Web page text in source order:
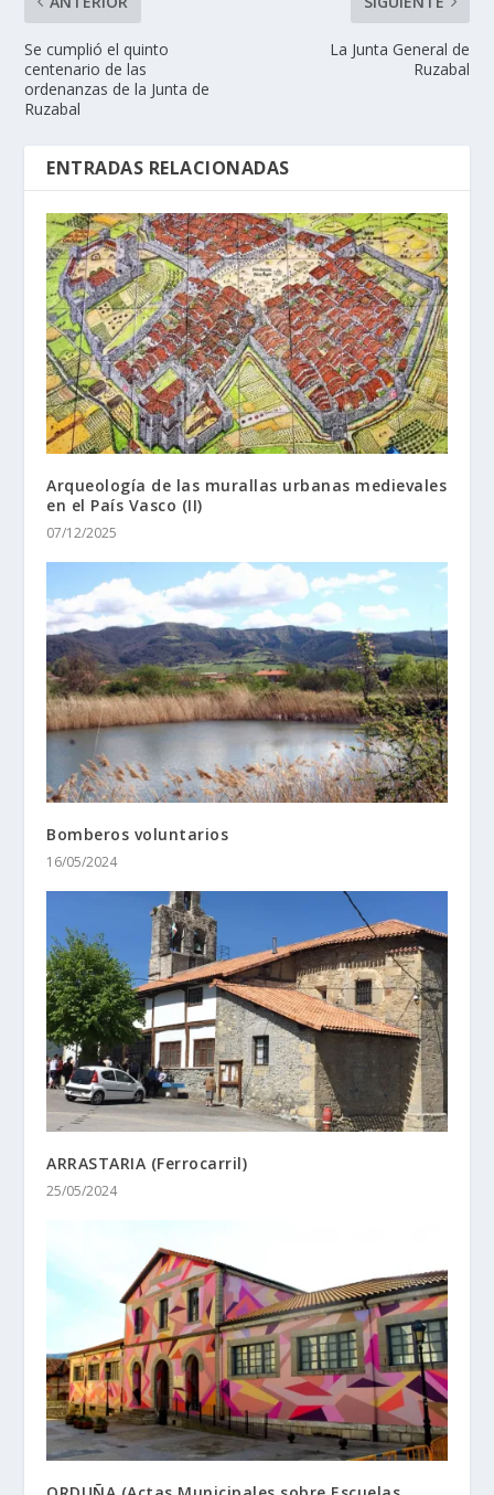
Se cumplió el quinto
centenario de las
ordenanzas de la Junta de
Ruzabal
La Junta General de
Ruzabal
ENTRADAS RELACIONADAS
Arqueología de las murallas urbanas medievales
en el País Vasco (II)
07/12/2025
Bomberos voluntarios
16/05/2024
ARRASTARIA (Ferrocarril)
25/05/2024